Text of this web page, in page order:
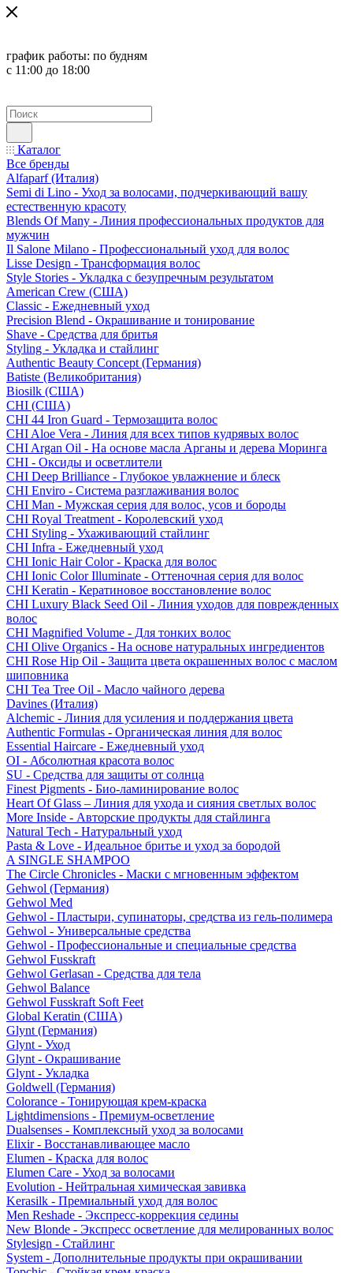
график работы: по будням
с 11:00 до 18:00
Каталог
Все бренды
Alfaparf (Италия)
Semi di Lino - Уход за волосами, подчеркивающий вашу
естественную красоту
Blends Of Many - Линия профессиональных продуктов для
мужчин
Il Salone Milano - Профессиональный уход для волос
Lisse Design - Трансформация волос
Style Stories - Укладка с безупречным результатом
American Crew (США)
Classic - Ежедневный уход
Precision Blend - Окрашивание и тонирование
Shave - Средства для бритья
Styling - Укладка и стайлинг
Authentic Beauty Concept (Германия)
Batiste (Великобритания)
Biosilk (США)
CHI (США)
CHI 44 Iron Guard - Термозащита волос
CHI Aloe Vera - Линия для всех типов кудрявых волос
CHI Argan Oil - На основе масла Арганы и дерева Моринга
CHI - Оксиды и осветлители
CHI Deep Brilliance - Глубокое увлажнение и блеск
CHI Enviro - Система разглаживания волос
CHI Man - Мужская серия для волос, усов и бороды
CHI Royal Treatment - Королевский уход
CHI Styling - Ухаживающий стайлинг
CHI Infra - Ежедневный уход
CHI Ionic Hair Color - Краска для волос
CHI Ionic Color Illuminate - Оттеночная серия для волос
CHI Keratin - Кератиновое восстановление волос
CHI Luxury Black Seed Oil - Линия уходов для поврежденных
волос
CHI Magnified Volume - Для тонких волос
CHI Olive Organics - На основе натуральных ингредиентов
CHI Rose Hip Oil - Защита цвета окрашенных волос с маслом
шиповника
CHI Tea Tree Oil - Масло чайного дерева
Davines (Италия)
Alchemic - Линия для усиления и поддержания цвета
Authentic Formulas - Органическая линия для волос
Essential Haircare - Eжедневный уход
OI - Абсолютная красота волос
SU - Средства для защиты от солнца
Finest Pigments - Био-ламинирование волос
Heart Of Glass – Линия для ухода и сияния светлых волос
More Inside - Авторские продукты для стайлинга
Natural Tech - Натуральный уход
Pasta & Love - Идеальное бритье и уход за бородой
A SINGLE SHAMPOO
The Circle Chronicles - Маски с мгновенным эффектом
Gehwol (Германия)
Gehwol Med
Gehwol - Пластыри, супинаторы, средства из гель-полимера
Gehwol - Универсальные средства
Gehwol - Профессиональные и специальные средства
Gehwol Fusskraft
Gehwol Gerlasan - Средства для тела
Gehwol Balance
Gehwol Fusskraft Soft Feet
Global Keratin (США)
Glynt (Германия)
Glynt - Уход
Glynt - Окрашивание
Glynt - Укладка
Goldwell (Германия)
Colorance - Тонирующая крем-краска
Lightdimensions - Премиум-осветление
Dualsenses - Комплексный уход за волосами
Elixir - Восстанавливающее масло
Elumen - Краска для волос
Elumen Care - Уход за волосами
Evolution - Нейтральная химическая завивка
Kerasilk - Премиальный уход для волос
Men Reshade - Экспресс-коррекция седины
New Blonde - Экспресс осветление для мелированных волос
Stylesign - Стайлинг
System - Дополнительные продукты при окрашивании